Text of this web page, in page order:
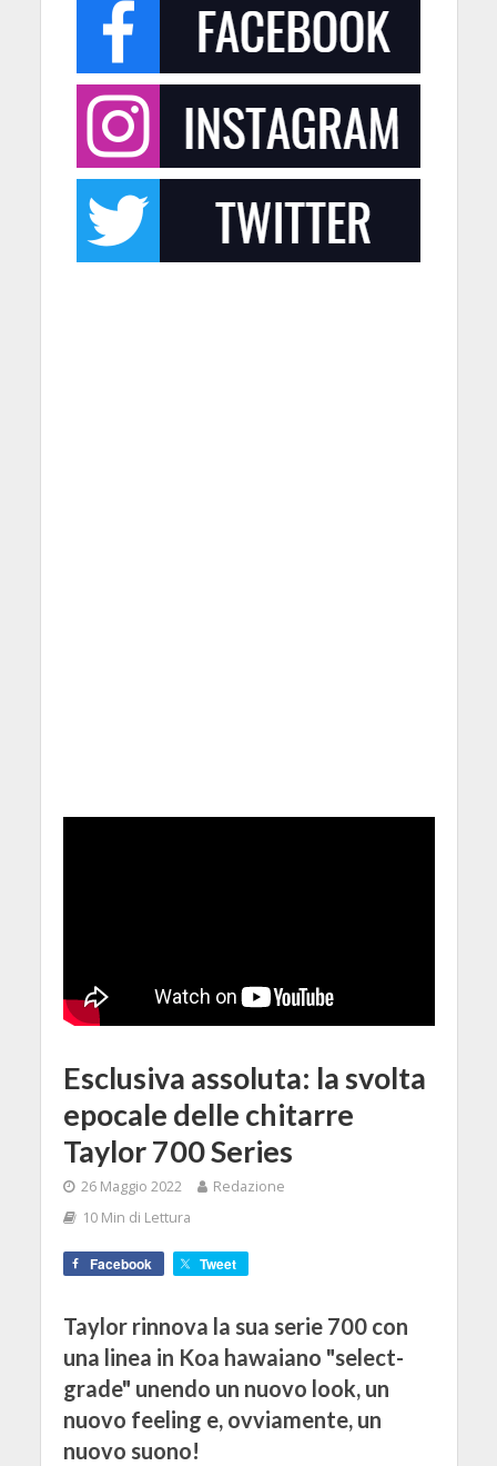
Esclusiva assoluta: la svolta
epocale delle chitarre
Taylor 700 Series
26 Maggio 2022
Redazione
10 Min di Lettura
Facebook Tweet
Taylor rinnova la sua serie 700 con
una linea in Koa hawaiano "select-
grade" unendo un nuovo look, un
nuovo feeling e, ovviamente, un
nuovo suono!